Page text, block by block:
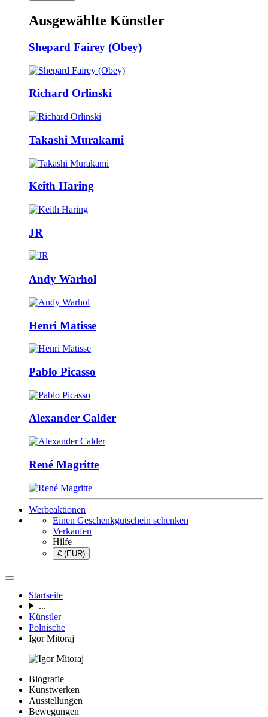
Ausgewählte Künstler
Shepard Fairey (Obey)
Richard Orlinski
Takashi Murakami
Keith Haring
JR
Andy Warhol
Henri Matisse
Pablo Picasso
Alexander Calder
René Magritte
Werbeaktionen
Einen Geschenkgutschein schenken
Verkaufen
Hilfe
€ (EUR)
Startseite
...
Künstler
Polnische
Igor Mitoraj
Biografie
Kunstwerken
Ausstellungen
Bewegungen